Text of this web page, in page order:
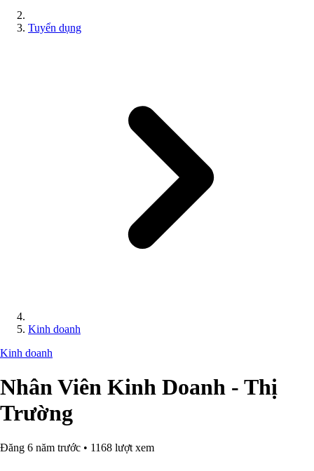
Tuyển dụng
Kinh doanh
Kinh doanh
Nhân Viên Kinh Doanh - Thị
Trường
Đăng 6 năm trước • 1168 lượt xem